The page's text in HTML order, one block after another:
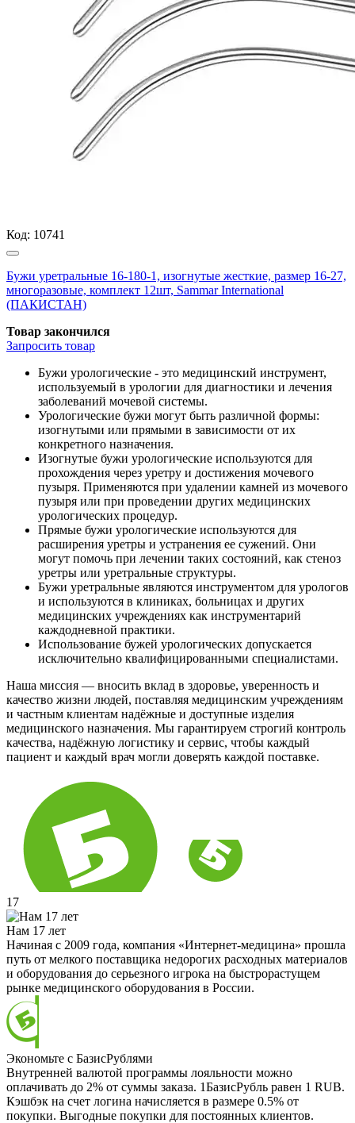
Код: 10741
Бужи уретральные 16-180-1, изогнутые жесткие, размер 16-27,
многоразовые, комплект 12шт, Sammar International
(ПАКИСТАН)
Товар закончился
Запросить товар
Бужи урологические - это медицинский инструмент,
используемый в урологии для диагностики и лечения
заболеваний мочевой системы.
Урологические бужи могут быть различной формы:
изогнутыми или прямыми в зависимости от их
конкретного назначения.
Изогнутые бужи урологические используются для
прохождения через уретру и достижения мочевого
пузыря. Применяются при удалении камней из мочевого
пузыря или при проведении других медицинских
урологических процедур.
Прямые бужи урологические используются для
расширения уретры и устранения ее сужений. Они
могут помочь при лечении таких состояний, как стеноз
уретры или уретральные структуры.
Бужи уретральные являются инструментом для урологов
и используются в клиниках, больницах и других
медицинских учреждениях как инструментарий
каждодневной практики.
Использование бужей урологических допускается
исключительно квалифицированными специалистами.
Наша миссия — вносить вклад в здоровье, уверенность и
качество жизни людей, поставляя медицинским учреждениям
и частным клиентам надёжные и доступные изделия
медицинского назначения. Мы гарантируем строгий контроль
качества, надёжную логистику и сервис, чтобы каждый
пациент и каждый врач могли доверять каждой поставке.
17
Нам 17 лет
Начиная с 2009 года, компания «Интернет-медицина» прошла
путь от мелкого поставщика недорогих расходных материалов
и оборудования до серьезного игрока на быстрорастущем
рынке медицинского оборудования в России.
Экономьте с БазисРублями
Внутренней валютой программы лояльности можно
оплачивать до 2% от суммы заказа. 1БазисРубль равен 1 RUB.
Кэшбэк на счет логина начисляется в размере 0.5% от
покупки. Выгодные покупки для постоянных клиентов.